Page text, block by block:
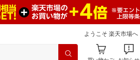
ようこそ 楽天市場へ